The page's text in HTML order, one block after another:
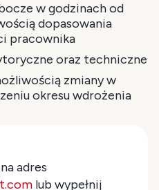
w godzinach od
dopasowania
pracownika
oraz techniczne
zmiany w
okresu wdrożenia
adres
lub wypełnij